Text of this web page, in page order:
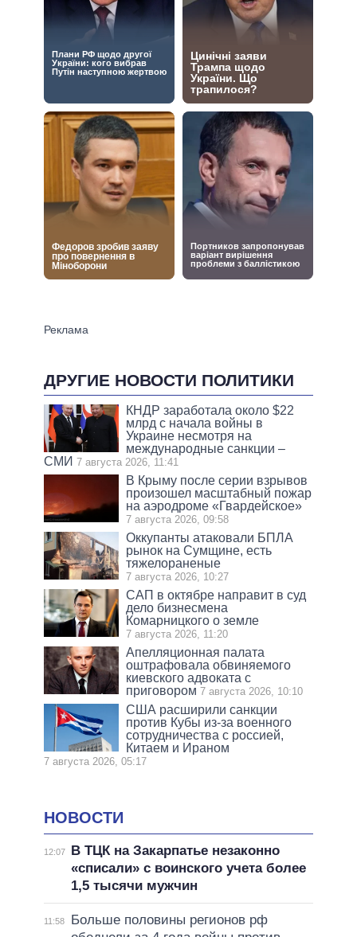
ДРУГИЕ НОВОСТИ ПОЛИТИКИ
КНДР заработала около $22
млрд с начала войны в
Украине несмотря на
международные санкции –
СМИ 7 августа 2026, 11:41
В Крыму после серии взрывов
произошел масштабный пожар
на аэродроме «Гвардейское»
7 августа 2026, 09:58
Оккупанты атаковали БПЛА
рынок на Сумщине, есть
тяжелораненые
7 августа 2026, 10:27
САП в октябре направит в суд
дело бизнесмена
Комарницкого о земле
7 августа 2026, 11:20
Апелляционная палата
оштрафовала обвиняемого
киевского адвоката с
приговором 7 августа 2026, 10:10
США расширили санкции
против Кубы из-за военного
сотрудничества с россией,
Китаем и Ираном
7 августа 2026, 05:17
НОВОСТИ
12:07
В ТЦК на Закарпатье незаконно
«списали» с воинского учета более
1,5 тысячи мужчин
11:58
Больше половины регионов рф